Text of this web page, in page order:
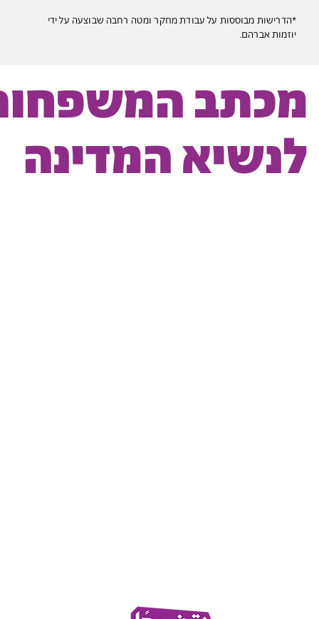
*הדרישות מבוססות על עבודת מחקר ומטה רחבה שבוצעה על ידי
יוזמות אברהם.
מכתב
לנשיא המדינה